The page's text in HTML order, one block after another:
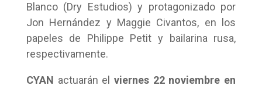
Blanco (Dry Estudios) y protagonizado por
Jon Hernández y Maggie Civantos, en los
papeles de Philippe Petit y bailarina rusa,
respectivamente.
CYAN actuarán el viernes 22 noviembre en